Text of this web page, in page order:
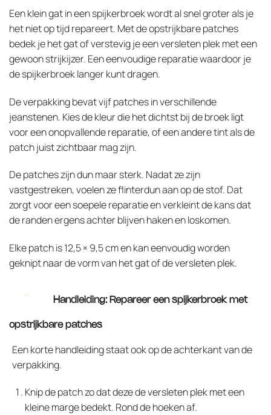
Een klein gat in een spijkerbroek wordt al snel groter als je
het niet op tijd repareert. Met de opstrijkbare patches
bedek je het gat of verstevig je een versleten plek met een
gewoon strijkijzer. Een eenvoudige reparatie waardoor je
de spijkerbroek langer kunt dragen.
De verpakking bevat vijf patches in verschillende
jeanstenen. Kies de kleur die het dichtst bij de broek ligt
voor een onopvallende reparatie, of een andere tint als de
patch juist zichtbaar mag zijn.
De patches zijn dun maar sterk. Nadat ze zijn
vastgestreken, voelen ze flinterdun aan op de stof. Dat
zorgt voor een soepele reparatie en verkleint de kans dat
de randen ergens achter blijven haken en loskomen.
Elke patch is 12,5 × 9,5 cm en kan eenvoudig worden
geknipt naar de vorm van het gat of de versleten plek.
Handleiding: Repareer een spijkerbroek met
opstrijkbare patches
Een korte handleiding staat ook op de achterkant van de
verpakking.
Knip de patch zo dat deze de versleten plek met een
kleine marge bedekt. Rond de hoeken af.